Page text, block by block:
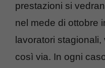
prestazioni si
nel mede di ottobre
lavoratori stagionali,
così via. In ogni